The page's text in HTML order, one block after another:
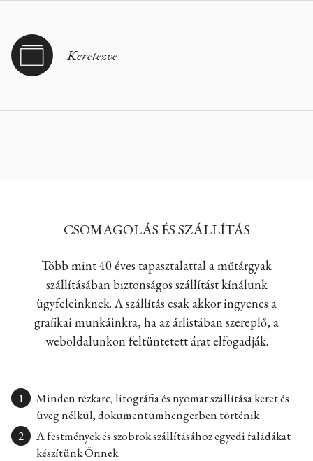
Keretezve
CSOMAGOLÁS ÉS SZÁLLÍTÁS
Több mint 40 éves tapasztalattal a műtárgyak
szállításában biztonságos szállítást kínálunk
ügyfeleinknek. A szállítás csak akkor ingyenes a
grafikai munkáinkra, ha az árlistában szereplő, a
weboldalunkon feltüntetett árat elfogadják.
Minden rézkarc, litográfia és nyomat szállítása keret és
üveg nélkül, dokumentumhengerben történik
A festmények és szobrok szállításához egyedi faládákat
készítünk Önnek